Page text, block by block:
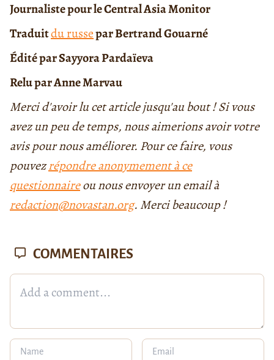
Journaliste pour le Central Asia Monitor
Traduitdu russepar Bertrand Gouarné
Édité par Sayyora Pardaïeva
Relu par Anne Marvau
Merci d'avoir lu cet article jusqu'au bout ! Si vous
avez un peu de temps, nous aimerions avoir votre
avis pour nous améliorer. Pour ce faire, vous
pouvezrépondre anonymement à ce
questionnaireou nous envoyer un email à
redaction@novastan.org. Merci beaucoup !
COMMENTAIRES